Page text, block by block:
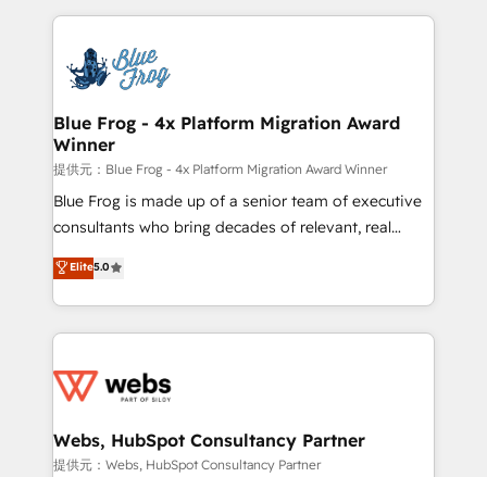
adoption, sales process and marketing results.
the first time 🔧 Designing and optimising your
HubSpot set-up for better results 🌐 Website design
and build using HubSpot 🔌 Integrating HubSpot
with other systems 🎓 Training your teams to be
HubSpot pros 📊 Lead generation services using
HubSpot Why us? - SIX HubSpot Accreditations -
awarded by HubSpot after a rigorous process for
Migration, Custom Integration & Platform
Enablement -Onboarded over 500 businesses to
get more from your investment in HubSpot.
www.bbdboom.com
Blue Frog - 4x Platform Migration Award
Winner
提供元：Blue Frog - 4x Platform Migration Award Winner
Blue Frog is made up of a senior team of executive
consultants who bring decades of relevant, real
world experience to our client engagements. "Blue
Frog is a top, trusted partner in HubSpot's
ecosystem for a reason. Their team brings over a
decade of experience to the table, along with deep
for driving growth. They are committed to helping
their unique business needs. We are thrilled to have
Blue Frog in the HubSpot ecosystem leading the
Elite5.0
Webs, HubSpot Consultancy Partner
提供元：Webs, HubSpot Consultancy Partner